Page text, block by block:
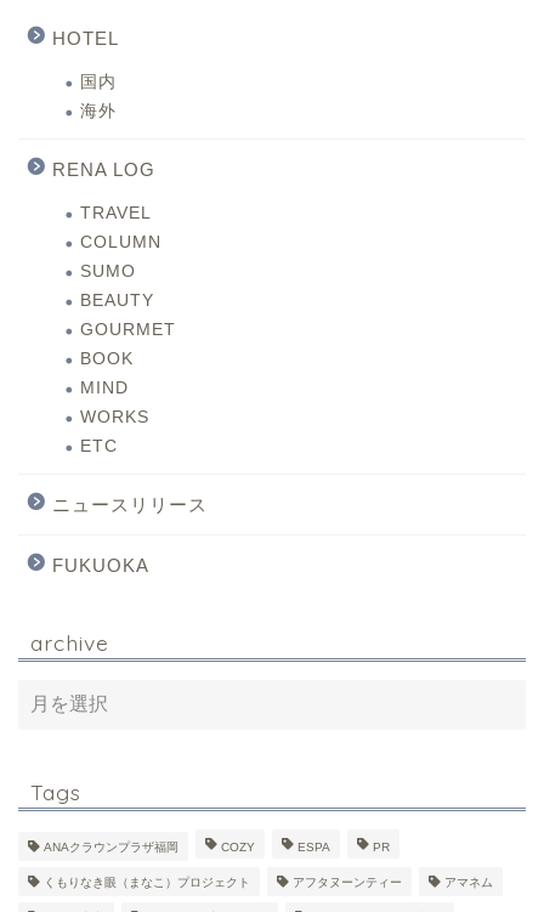
HOTEL
国内
海外
RENA LOG
TRAVEL
COLUMN
SUMO
BEAUTY
GOURMET
BOOK
MIND
WORKS
ETC
ニュースリリース
FUKUOKA
archive
Tags
ANAクラウンプラザ福岡 COZY ESPA PR
くもりなき眼（まなこ）プロジェクト アフタヌーンティー アマネム